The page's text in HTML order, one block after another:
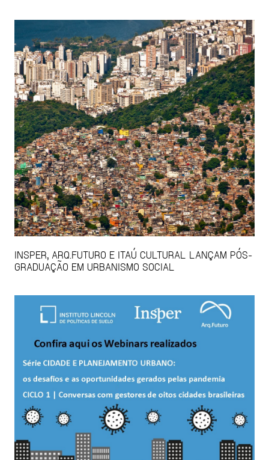
INSPER, ARQ.FUTURO E ITAÚ CULTURAL LANÇAM PÓS-
GRADUAÇÃO EM URBANISMO SOCIAL